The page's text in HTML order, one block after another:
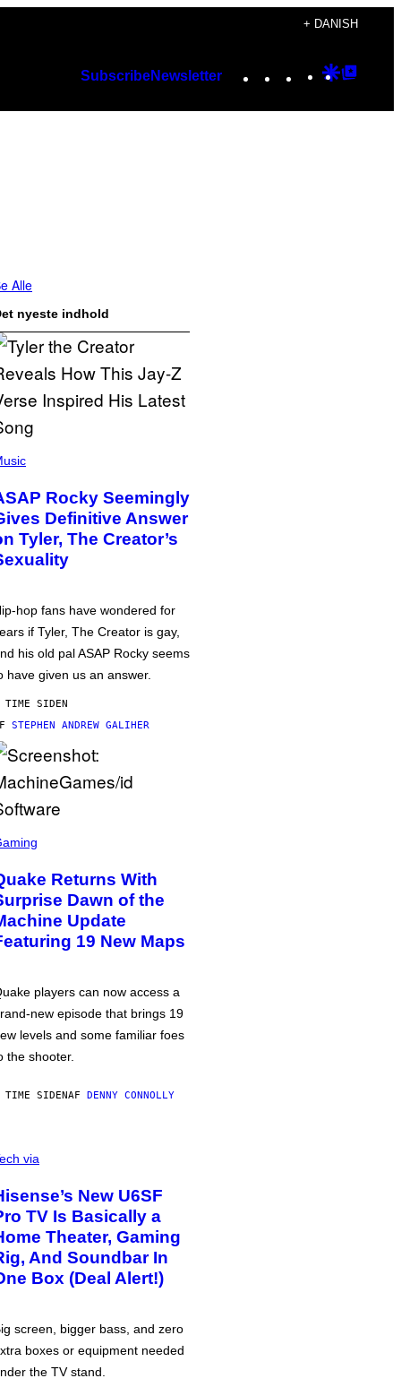
+ DANISH
SubscribeNewsletter Instagram
TikTok
YouTube
Google
Alle
nyeste indhold
Rocky Seemingly
Definitive Answer
Tyler, The Creator’s
hop fans have wondered for
if Tyler, The Creator is gay,
his old pal ASAP Rocky seems
have given us an answer.
TIME SIDEN
STEPHEN ANDREW GALIHER
Returns With
Dawn of the
Update
19 New Maps
players can now access a
new episode that brings 19
levels and some familiar foes
the shooter.
TIME SIDENAF DENNY CONNOLLY
via
New U6SF
TV Is Basically a
Theater, Gaming
And Soundbar In
Box (Deal Alert!)
screen, bigger bass, and zero
boxes or equipment needed
the TV stand.